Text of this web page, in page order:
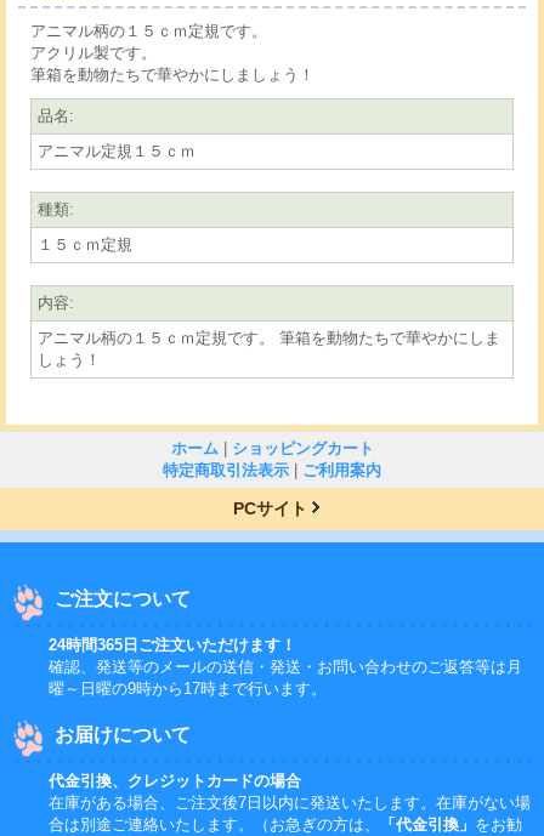
アニマル柄の１５ｃｍ定規です。
アクリル製です。
筆箱を動物たちで華やかにしましょう！
品名 :
アニマル定規１５ｃｍ
種類:
１５ｃｍ定規
内容:
アニマル柄の１５ｃｍ定規です。 筆箱を動物たちで華やかにしま
しょう！
ホーム
ショッピングカート
特定商取引法表示
ご利用案内
PCサイト
ご注文について
24時間365日ご注文いただけます！
確認、発送等のメールの送信・発送・お問い合わせのご返答等は月
曜～日曜の9時から17時まで行います。
お届けについて
代金引換、クレジットカードの場合
在庫がある場合、ご注文後7日以内に発送いたします。在庫がない場
合は別途ご連絡いたします。（お急ぎの方は、
「代金引換」 をお勧